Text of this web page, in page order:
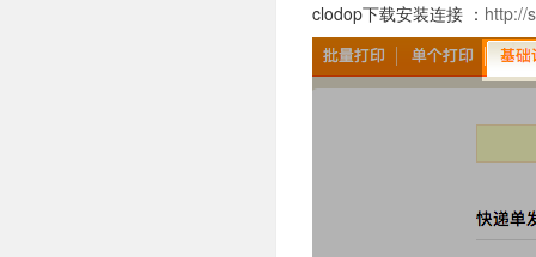
clodop下载安装连接 ： http://